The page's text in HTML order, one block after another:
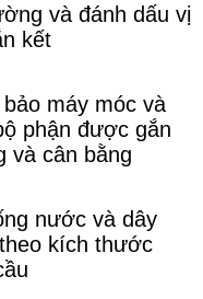
và đánh dấu vị
kết
máy móc và
phận được gắn
và cân bằng
nước và dây
kích thước